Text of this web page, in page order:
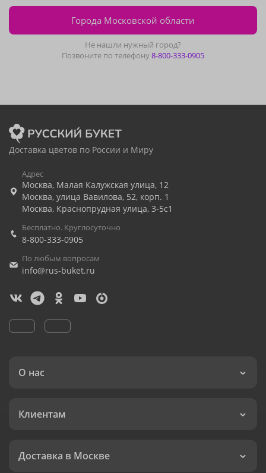
Города Московской области
Не нашли нужный город?
Позвоните по телефону8-800-333-0905
Доставка цветов по России и Миру
Адрес
Москва, Малая Калужская улица, 12
Москва, улица Вавилова, 52, корп. 1
Москва, Краснопрудная улица, 3-5с1
Бесплатно. Круглосуточно
8-800-333-0905
По любым вопросам
info@rus-buket.ru
О нас
Клиентам
Доставка в Москве